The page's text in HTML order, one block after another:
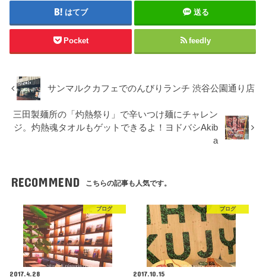
はてブ 送る
Pocket feedly
サンマルクカフェでのんびりランチ 渋谷公園通り店
三田製麺所の「灼熱祭り」で辛いつけ麺にチャレン
ジ。灼熱魂タオルもゲットできるよ！ヨドバシAkib
a
RECOMMEND こちらの記事も人気です。
ブログ
2017.4.28
ブログ
2017.10.15